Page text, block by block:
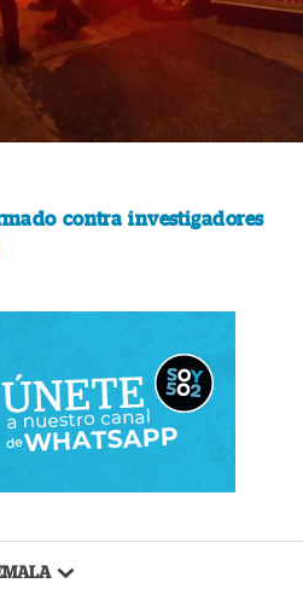
contra investigadores